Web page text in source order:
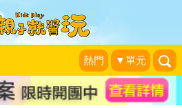
熱門 ▼單元